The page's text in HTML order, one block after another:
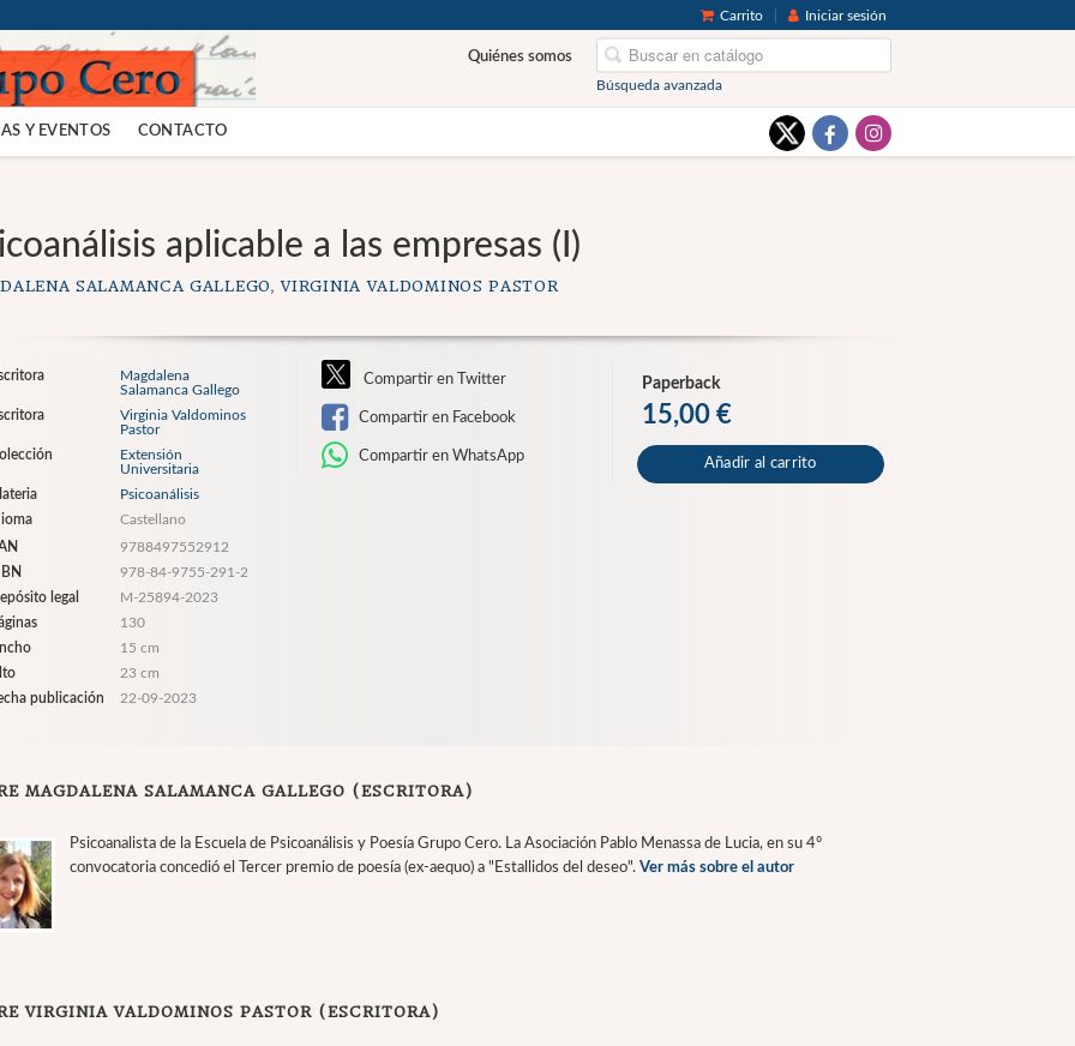
Carrito Iniciar sesión
Búsqueda avanzada
Quiénes somos
Y EVENTOS CONTACTO
aplicable a las empresas (I)
SALAMANCA GALLEGO,VIRGINIA VALDOMINOS PASTOR
Magdalena
Salamanca Gallego
Virginia Valdominos
Pastor
Extensión
Universitaria
Psicoanálisis
Castellano
9788497552912
978-84-9755-291-2
legal
M-25894-2023
130
15 cm
23 cm
publicación
22-09-2023
Compartir en Twitter
Compartir en Facebook
Compartir en WhatsApp
Paperback
15,00 €
Añadir al carrito
MAGDALENA SALAMANCA GALLEGO (ESCRITORA)
Psicoanalista de la Escuela de Psicoanálisis y Poesía Grupo Cero. La Asociación Pablo Menassa de Lucia, en su 4º
convocatoria concedió el Tercer premio de poesía (ex-aequo) a "Estallidos del deseo".Ver más sobre el autor
VIRGINIA VALDOMINOS PASTOR (ESCRITORA)